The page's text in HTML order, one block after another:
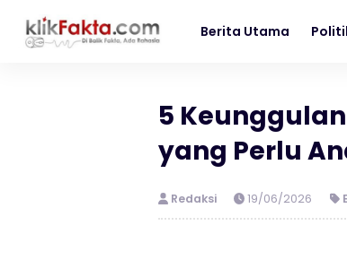
Berita Utama
5
yang Perlu
Redaksi 19/06/2026